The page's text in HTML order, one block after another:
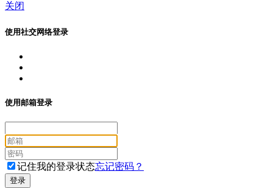
关闭
使用社交网络登录
使用邮箱登录
记住我的登录状态忘记密码？